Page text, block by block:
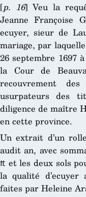
[p. 16] Veu la
Jeanne Françoise
ecuyer, sieur de
mariage, par
26 septembre 1697
la Cour de
recouvrement
usurpateurs des
diligence de maître
en cette province.
Un extrait d’un
audit an, avec
₶ et les deux sols
la qualité
faites par Heleine